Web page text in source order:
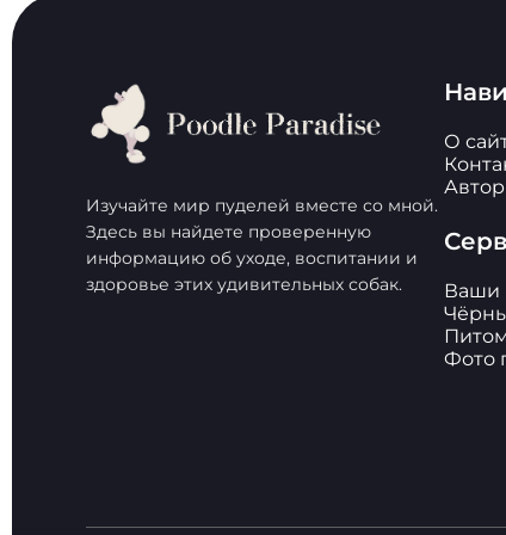
Изучайте мир пуделей вместе со мной.
Здесь вы найдете проверенную
информацию об уходе, воспитании и
здоровье этих удивительных собак.
О
Ваши
Фото